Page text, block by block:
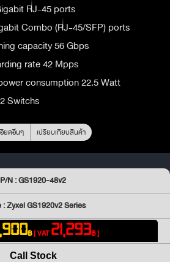
RJ-45 ports
Combo (RJ-45/SFP) ports
capacity 56 Gbps
rate 42 Mpps
consumption 22.5 Watt
Switchs
อียดอื่นๆ เปรียบเทียบสินค้า
P/N : GS1920-48v2
: Zyxel GS1920v2 Series
฿[ VAT21,293฿ ]
Call Stock